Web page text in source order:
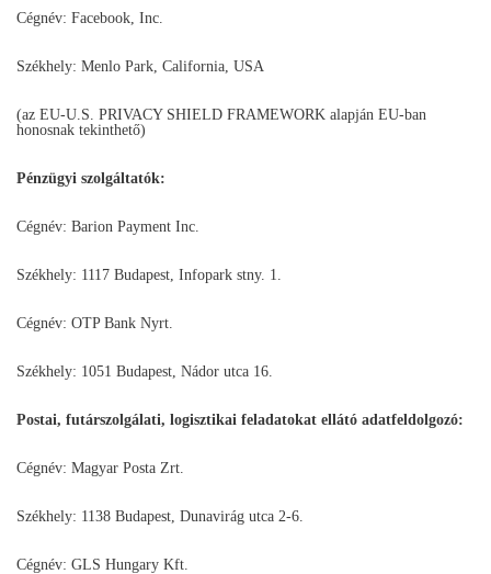
Cégnév: Facebook, Inc.
Székhely: Menlo Park, California, USA
(az EU-U.S. PRIVACY SHIELD FRAMEWORK alapján EU-ban
honosnak tekinthető)
Pénzügyi szolgáltatók:
Cégnév: Barion Payment Inc.
Székhely: 1117 Budapest, Infopark stny. 1.
Cégnév: OTP Bank Nyrt.
Székhely: 1051 Budapest, Nádor utca 16.
Postai, futárszolgálati, logisztikai feladatokat ellátó adatfeldolgozó:
Cégnév: Magyar Posta Zrt.
Székhely: 1138 Budapest, Dunavirág utca 2-6.
Cégnév: GLS Hungary Kft.